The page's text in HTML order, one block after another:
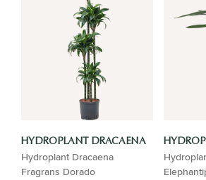
HYDROPLANT DRACAENA
Hydroplant Dracaena
Fragrans Dorado